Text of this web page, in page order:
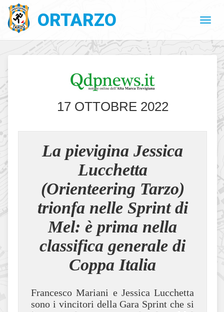
ORTARZO
17 OTTOBRE 2022
La pievigina Jessica
Lucchetta
(Orienteering Tarzo)
trionfa nelle Sprint di
Mel: è prima nella
classifica generale di
Coppa Italia
Francesco Mariani e Jessica Lucchetta
sono i vincitori della Gara Sprint che si